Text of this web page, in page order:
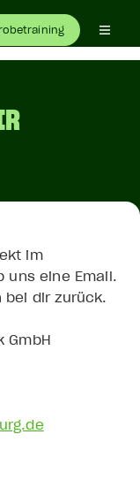
im
uns eine Email.
bei dir zurück.
GmbH